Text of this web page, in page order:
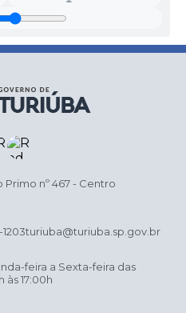
Primo nº 467 - Centro
turiuba@turiuba.sp.gov.br
feira a Sexta-feira das
às 17:00h